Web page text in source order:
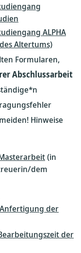
ALPHA
Altertums)
Formularen,
Abschlussarbeit
Hinweise
(in
dem
der
der